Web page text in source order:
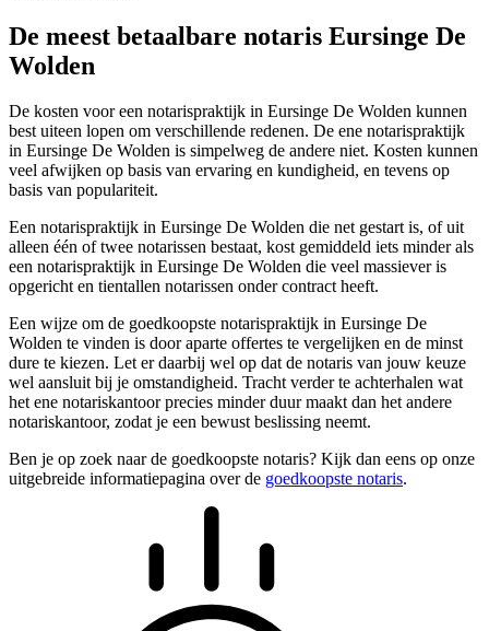
De meest betaalbare notaris Eursinge De
Wolden
De kosten voor een notarispraktijk in Eursinge De Wolden kunnen
best uiteen lopen om verschillende redenen. De ene notarispraktijk
in Eursinge De Wolden is simpelweg de andere niet. Kosten kunnen
veel afwijken op basis van ervaring en kundigheid, en tevens op
basis van populariteit.
Een notarispraktijk in Eursinge De Wolden die net gestart is, of uit
alleen één of twee notarissen bestaat, kost gemiddeld iets minder als
een notarispraktijk in Eursinge De Wolden die veel massiever is
opgericht en tientallen notarissen onder contract heeft.
Een wijze om de goedkoopste notarispraktijk in Eursinge De
Wolden te vinden is door aparte offertes te vergelijken en de minst
dure te kiezen. Let er daarbij wel op dat de notaris van jouw keuze
wel aansluit bij je omstandigheid. Tracht verder te achterhalen wat
het ene notariskantoor precies minder duur maakt dan het andere
notariskantoor, zodat je een bewust beslissing neemt.
Ben je op zoek naar de goedkoopste notaris? Kijk dan eens op onze
uitgebreide informatiepagina over de goedkoopste notaris.